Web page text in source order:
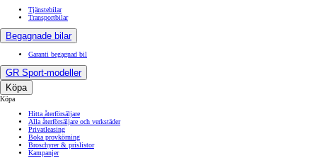
Tjänstebilar
Transportbilar
Begagnade bilar
Garanti begagnad bil
GR Sport-modeller
Köpa
Köpa
Hitta återförsäljare
Alla återförsäljare och verkstäder
Privatleasing
Boka provkörning
Broschyrer & prislistor
Kampanjer